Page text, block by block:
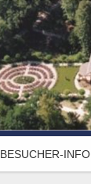
BESUCHER-INFO